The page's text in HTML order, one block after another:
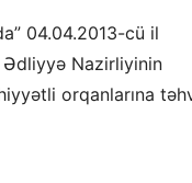
04.04.2013-cü il
Ədliyyə Nazirliyinin
orqanlarına